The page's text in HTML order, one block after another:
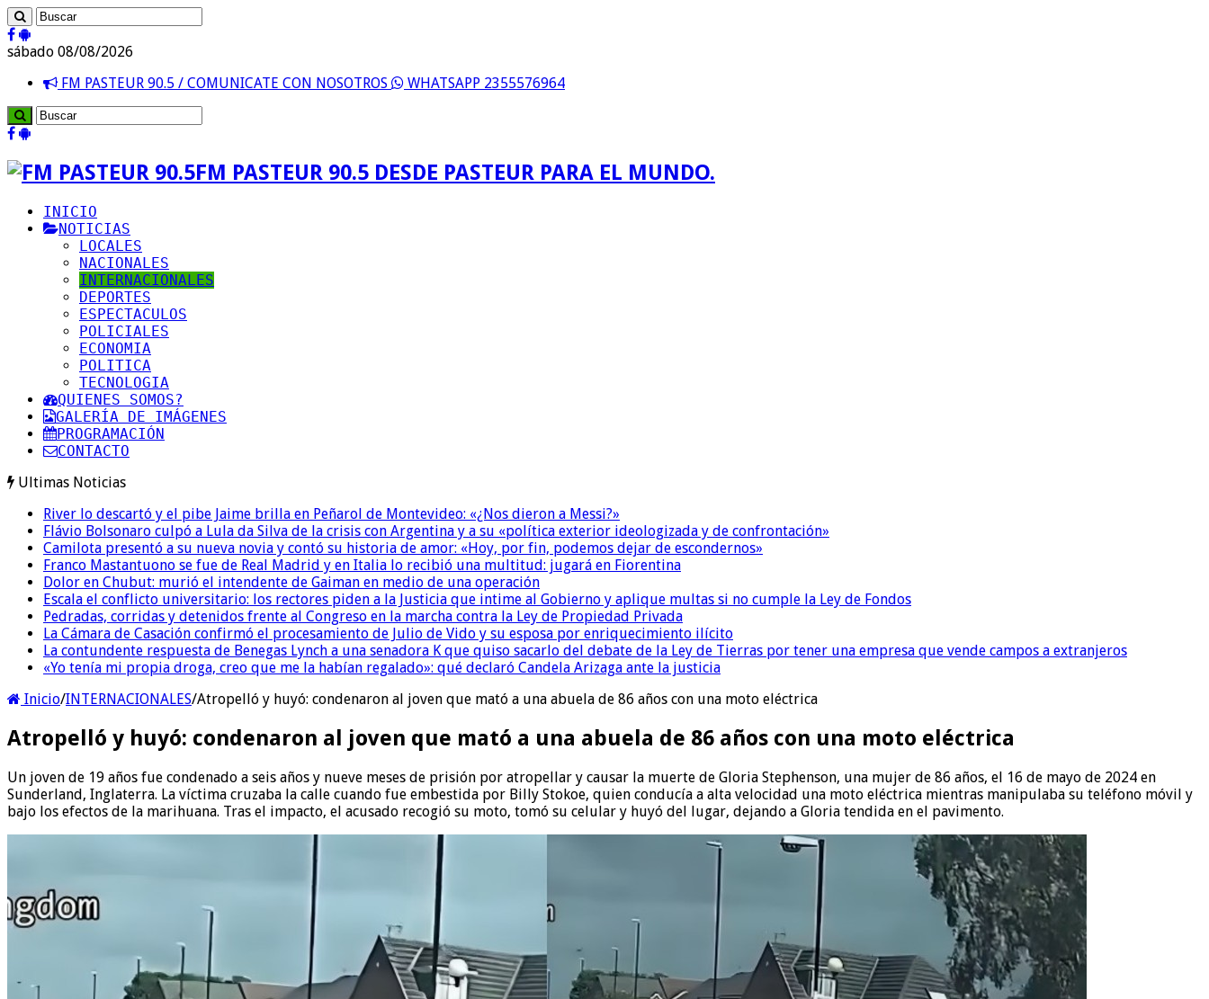
sábado 08/08/2026
FM PASTEUR 90.5 / COMUNICATE CON NOSOTROS
WHATSAPP 2355576964
FM PASTEUR 90.5 DESDE PASTEUR PARA EL MUNDO.
INICIO
NOTICIAS
LOCALES
NACIONALES
INTERNACIONALES
DEPORTES
ESPECTACULOS
POLICIALES
ECONOMIA
POLITICA
TECNOLOGIA
QUIENES SOMOS?
GALERÍA DE IMÁGENES
PROGRAMACIÓN
CONTACTO
Ultimas Noticias
River lo descartó y el pibe Jaime brilla en Peñarol de Montevideo: «¿Nos dieron a Messi?»
Flávio Bolsonaro culpó a Lula da Silva de la crisis con Argentina y a su «política exterior ideologizada y de confrontación»
Camilota presentó a su nueva novia y contó su historia de amor: «Hoy, por fin, podemos dejar de escondernos»
Franco Mastantuono se fue de Real Madrid y en Italia lo recibió una multitud: jugará en Fiorentina
Dolor en Chubut: murió el intendente de Gaiman en medio de una operación
Escala el conflicto universitario: los rectores piden a la Justicia que intime al Gobierno y aplique multas si no cumple la Ley de Fondos
Pedradas, corridas y detenidos frente al Congreso en la marcha contra la Ley de Propiedad Privada
La Cámara de Casación confirmó el procesamiento de Julio de Vido y su esposa por enriquecimiento ilícito
La contundente respuesta de Benegas Lynch a una senadora K que quiso sacarlo del debate de la Ley de Tierras por tener una empresa que vende campos a extranjeros
«Yo tenía mi propia droga, creo que me la habían regalado»: qué declaró Candela Arizaga ante la justicia
Inicio/INTERNACIONALES/Atropelló y huyó: condenaron al joven que mató a una abuela de 86 años con una moto eléctrica
Atropelló y huyó: condenaron al joven que mató a una abuela de 86 años con una moto eléctrica
Un joven de 19 años fue condenado a seis años y nueve meses de prisión por atropellar y causar la muerte de Gloria Stephenson, una mujer de 86 años, el 16 de mayo de 2024 en
Sunderland, Inglaterra. La víctima cruzaba la calle cuando fue embestida por Billy Stokoe, quien conducía a alta velocidad una moto eléctrica mientras manipulaba su teléfono móvil y
bajo los efectos de la marihuana. Tras el impacto, el acusado recogió su moto, tomó su celular y huyó del lugar, dejando a Gloria tendida en el pavimento.